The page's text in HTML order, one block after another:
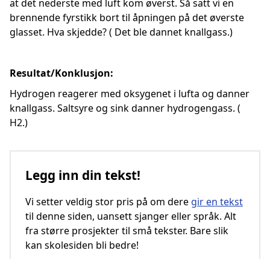
at det nederste med luft kom øverst. Så satt vi en
brennende fyrstikk bort til åpningen på det øverste
glasset. Hva skjedde? ( Det ble dannet knallgass.)
Resultat/Konklusjon:
Hydrogen reagerer med oksygenet i lufta og danner
knallgass. Saltsyre og sink danner hydrogengass. (
H2.)
Legg inn din tekst!
Vi setter veldig stor pris på om dere gir en tekst
til denne siden, uansett sjanger eller språk. Alt
fra større prosjekter til små tekster. Bare slik
kan skolesiden bli bedre!